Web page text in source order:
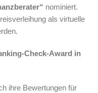
nominiert.
als virtuelle
Check-Award in
ihre Bewertungen für